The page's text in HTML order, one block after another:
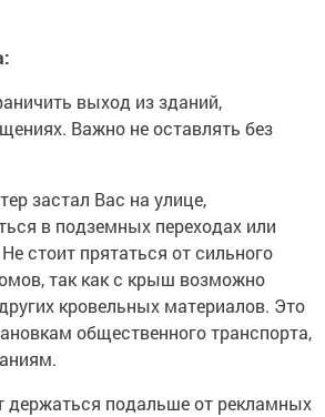
выход из зданий,
Важно не оставлять без
застал Вас на улице,
в подземных переходах или
стоит прятаться от сильного
так как с крыш возможно
кровельных материалов. Это
общественного транспорта,
держаться подальше от рекламных